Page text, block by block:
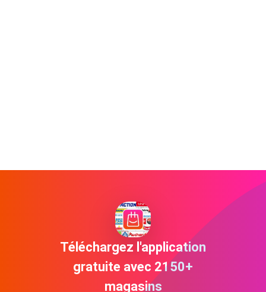
Téléchargez l'application
gratuite avec 2150+
magasins